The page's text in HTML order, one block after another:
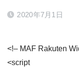
2020年7月1日
<!– MAF Rakuten
<script